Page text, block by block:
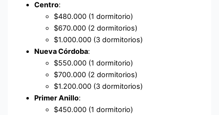
Centro:
$480.000 (1 dormitorio)
$670.000 (2 dormitorios)
$1.000.000 (3 dormitorios)
Nueva Córdoba:
$550.000 (1 dormitorio)
$700.000 (2 dormitorios)
$1.200.000 (3 dormitorios)
Primer Anillo:
$450.000 (1 dormitorio)